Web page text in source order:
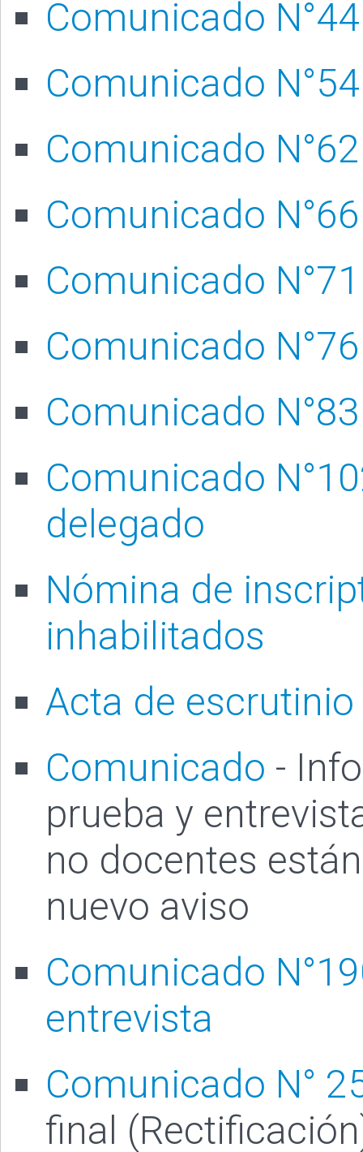
Comunicado
Comunicado
Comunicado
Comunicado
Comunicado
Comunicado
Comunicado
Comunicado
delegado
Nómina de
inhabilitados
Acta de escrutinio
Comunicado -
prueba y
no docentes
nuevo aviso
Comunicado
entrevista
Comunicado N°
final